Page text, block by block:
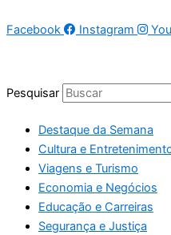
Facebook Instagram
Pesquisar
Destaque da Semana
Cultura e
Viagens e Turismo
Economia e Negócios
Educação e Carreiras
Segurança e Justiça